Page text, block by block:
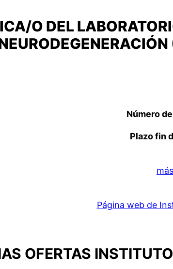
O DEL
Número
Plazo fin
Página web de
OFERTAS